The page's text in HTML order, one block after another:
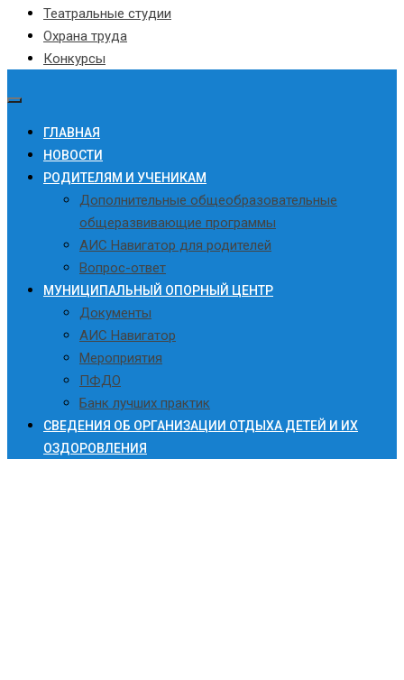
Театральные студии
Охрана труда
Конкурсы
ГЛАВНАЯ
НОВОСТИ
РОДИТЕЛЯМ И УЧЕНИКАМ
Дополнительные общеобразовательные
общеразвивающие программы
АИС Навигатор для родителей
Вопрос-ответ
МУНИЦИПАЛЬНЫЙ ОПОРНЫЙ ЦЕНТР
Документы
АИС Навигатор
Мероприятия
ПФДО
Банк лучших практик
СВЕДЕНИЯ ОБ ОРГАНИЗАЦИИ ОТДЫХА ДЕТЕЙ И ИХ
ОЗДОРОВЛЕНИЯ